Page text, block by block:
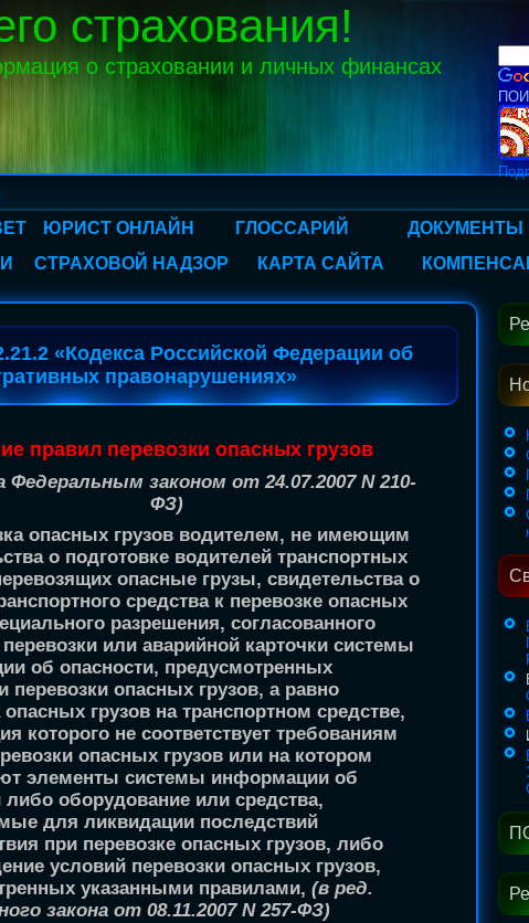
страхования!
о страховании и личных финансах
ЮРИСТ ОНЛАЙН ГЛОССАРИЙ ДОКУМЕНТЫ
СТРАХОВОЙ НАДЗОР КАРТА САЙТА
«Кодекса Российской Федерации об
правонарушениях»
правил перевозки опасных грузов
Федеральным законом от 24.07.2007 N 210-
ФЗ)
опасных грузов водителем, не имеющим
о подготовке водителей транспортных
опасные грузы, свидетельства о
средства к перевозке опасных
разрешения, согласованного
или аварийной карточки системы
об опасности, предусмотренных
перевозки опасных грузов, а равно
опасных грузов на транспортном средстве,
которого не соответствует требованиям
опасных грузов или на котором
элементы системы информации об
либо оборудование или средства,
для ликвидации последствий
при перевозке опасных грузов, либо
условий перевозки опасных грузов,
указанными правилами, (в ред.
закона от 08.11.2007 N 257-ФЗ)